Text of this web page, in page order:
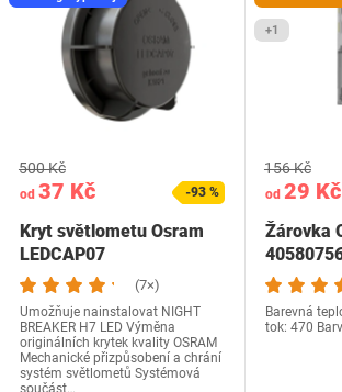
od 37 Kč
500 Kč
-93 %
Kryt světlometu Osram
LEDCAP07
(7×)
Umožňuje nainstalovat NIGHT
BREAKER H7 LED Výměna
originálních krytek kvality OSRAM
Mechanické přizpůsobení a chrání
systém světlometů Systémová
součást…
+1
od 29 Kč
156 Kč
Žárovka
4,5W
Barevná
tok: 470